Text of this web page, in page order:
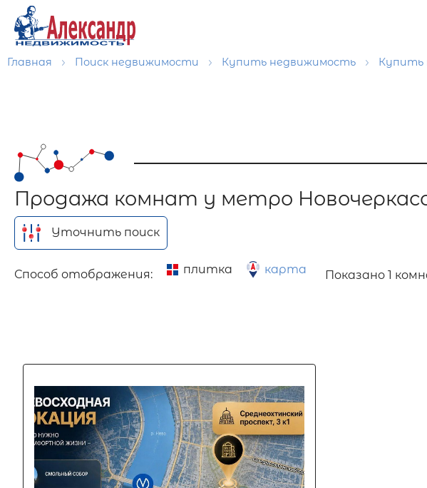
Главная Поиск недвижимости Купить недвижимость Купить
Продажа комнат у метро
Уточнить поиск
Способ отображения: плитка карта Показано 1